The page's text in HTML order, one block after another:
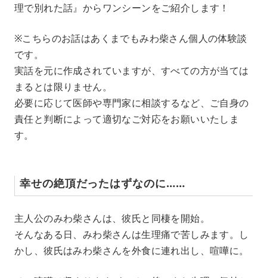
理で別れた話』からワンシーンをご紹介します！
※こちらのお話はあくまでもみわ柴さん個人の体験談
です。
実話を元に作成されていますが、すべての方が当ては
まるとは限りません。
必要に応じて医師や専門家に相談するなど、ご自身の
責任と判断によって適切なご対応をお願いいたしま
す。
幸せの絶頂だったはずなのに……
主人公のみわ柴さんは、彼氏と同棲を開始。
そんなある日、みわ柴さんは生理痛で苦しみます。し
かし、彼氏はみわ柴さんを外食に連れ出し、喧嘩に。